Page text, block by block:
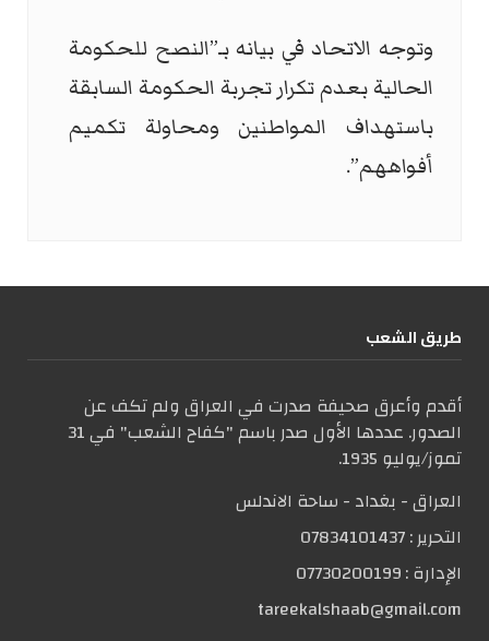
وتوجه الاتحاد في بيانه بـ”النصح للحكومة
الحالية بعدم تكرار تجربة الحكومة السابقة
باستهداف المواطنين ومحاولة تكميم
أفواههم”.
طریق الشعب
أقدم وأعرق صحيفة صدرت في العراق ولم تكف عن
الصدور. عددها الأول صدر باسم "كفاح الشعب" في 31
تموز/يوليو 1935.
العراق - بغداد - ساحة الاندلس
التحریر :07834101437
الإدارة :07730200199
tareekalshaab@gmail.com